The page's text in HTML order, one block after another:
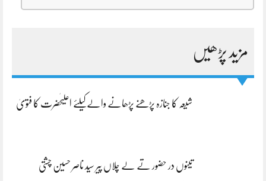
مزید پڑھیں
شیعہ کا جنازہ پڑھنے پڑھانے والےکیلئے اعلیٰحضرت کا فتویٰ
تینوں در حضور تے لے چلاں پیر سید ناصر حسین چشتی